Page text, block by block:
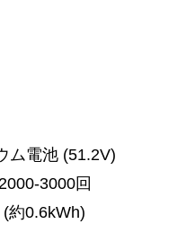
ム電池 (51.2V)
3000回
約0.6kWh)